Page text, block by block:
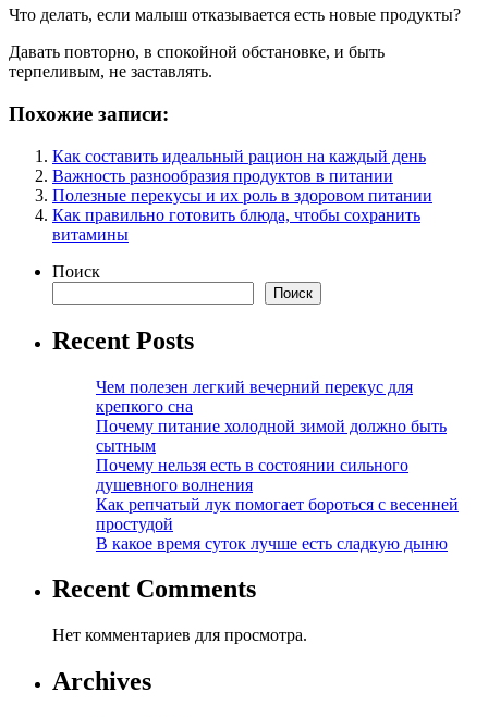
Что делать, если малыш отказывается есть новые продукты?
Давать повторно, в спокойной обстановке, и быть
терпеливым, не заставлять.
Похожие записи:
Как составить идеальный рацион на каждый день
Важность разнообразия продуктов в питании
Полезные перекусы и их роль в здоровом питании
Как правильно готовить блюда, чтобы сохранить
витамины
Поиск
Поиск
Recent Posts
Чем полезен легкий вечерний перекус для
крепкого сна
Почему питание холодной зимой должно быть
сытным
Почему нельзя есть в состоянии сильного
душевного волнения
Как репчатый лук помогает бороться с весенней
простудой
В какое время суток лучше есть сладкую дыню
Recent Comments
Нет комментариев для просмотра.
Archives